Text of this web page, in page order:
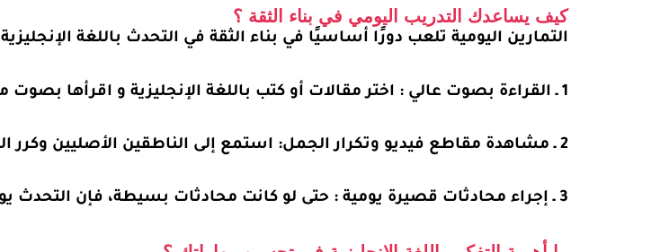
كيف يساعدك التدريب اليومي في بناء الثقة ؟
التمارين اليومية تلعب دورًا أساسيًا في بناء الثقة في التحدث باللغة
1 ـ القراءة بصوت عالي : اختر مقالات أو كتب باللغة الإنجليزية و اقرأها بصوت مسموع لتعتاد على نطق الكلمات بشكل صحيح.
2 ـ مشاهدة مقاطع فيديو وتكرار الجمل: استمع إلى الناطقين الأصليين وكرر الجمل بعدهم لمحاكاة طريقة نطقهم.
3 ـ إجراء محادثات قصيرة يومية : حتى لو كانت محادثات بسيطة، فإن التحدث يوميًا يساعد في تحسين الطلاقة والتخلص من التردد.